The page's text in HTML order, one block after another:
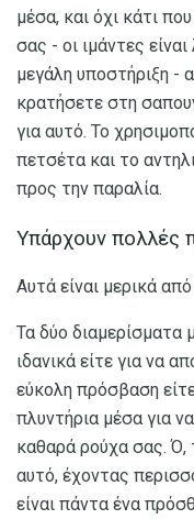
μέσα, και όχι κάτι
σας - οι ιμάντες
μεγάλη υποστήριξη -
κρατήσετε στη
για αυτό. Το
πετσέτα και το
προς την παραλία.
Υπάρχουν πολλές
Αυτά είναι μερικά
Τα δύο διαμερίσματα
ιδανικά είτε για να
εύκολη πρόσβαση
πλυντήρια μέσα για
καθαρά ρούχα σας. Ό,
αυτό, έχοντας
είναι πάντα ένα